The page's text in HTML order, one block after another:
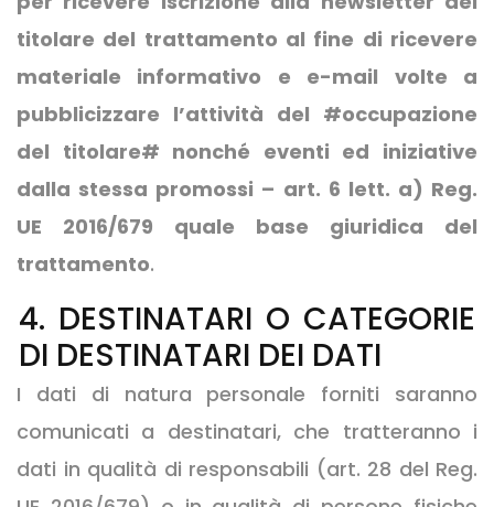
titolare del trattamento al fine di ricevere
materiale informativo e e-mail volte a
pubblicizzare l’attività del #occupazione
del titolare# nonché eventi ed iniziative
dalla stessa promossi – art. 6 lett. a) Reg.
UE 2016/679 quale base giuridica del
trattamento.
4. DESTINATARI O CATEGORIE
DI DESTINATARI DEI DATI
I dati di natura personale forniti saranno
comunicati a destinatari, che tratteranno i
dati in qualità di responsabili (art. 28 del Reg.